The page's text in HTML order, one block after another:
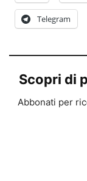
Telegram
Scopri di
Abbonati per